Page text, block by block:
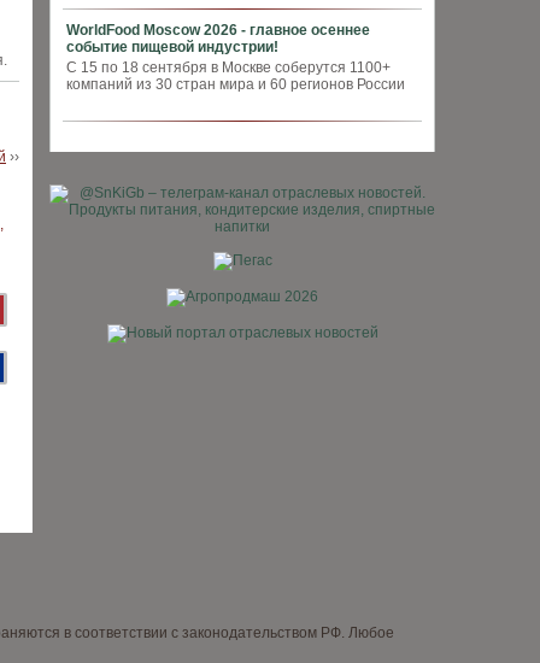
WorldFood Moscow 2026 - главное осеннее
событие пищевой индустрии!
С 15 по 18 сентября в Москве соберутся 1100+
компаний из 30 стран мира и 60 регионов России
››
в соответствии с законодательством РФ. Любое